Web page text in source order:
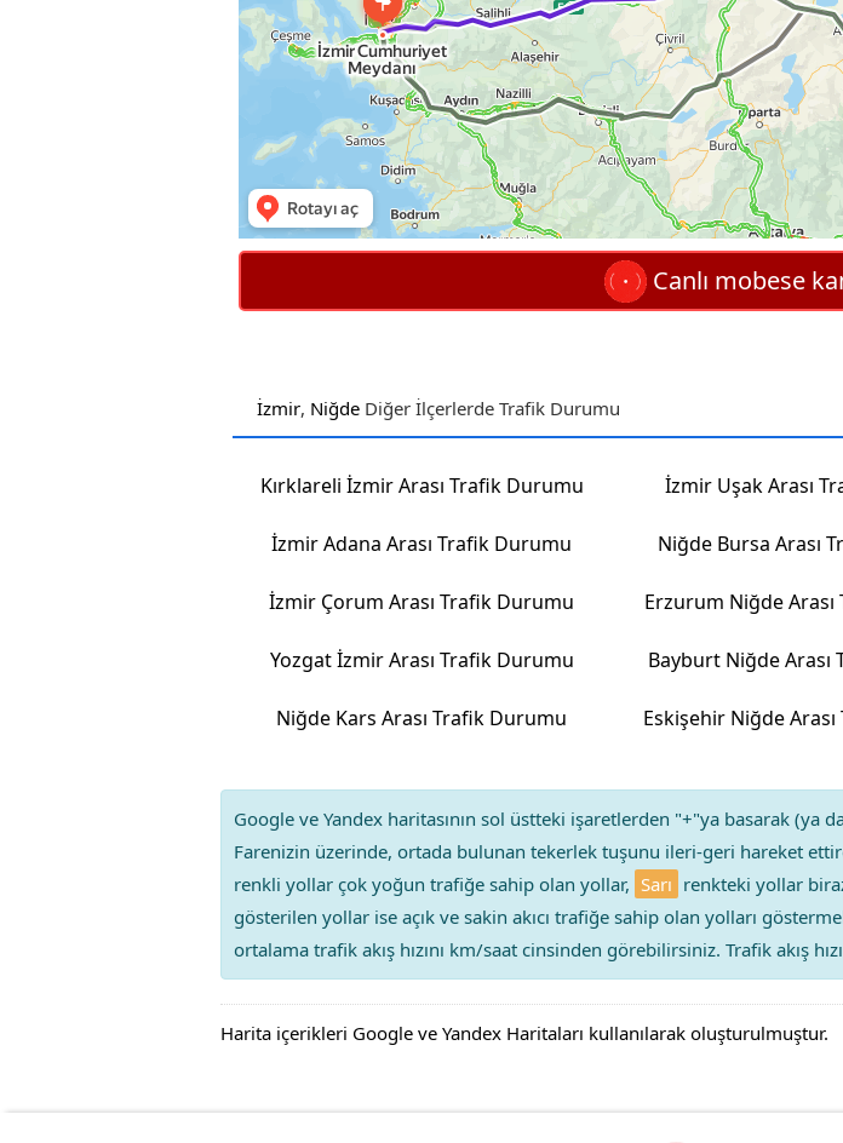
Canlı mobese
İzmir, Niğde Diğer İlçerlerde Trafik Durumu
Kırklareli İzmir Arası Trafik Durumu İzmir Uşak Arası
İzmir Adana Arası Trafik Durumu Niğde Bursa Arası
İzmir Çorum Arası Trafik Durumu Erzurum Niğde
Yozgat İzmir Arası Trafik Durumu Bayburt Niğde Arası
Niğde Kars Arası Trafik Durumu Eskişehir Niğde
Google ve Yandex haritasının sol üstteki işaretlerden "+"ya basarak (ya
Farenizin üzerinde, ortada bulunan tekerlek tuşunu ileri-geri hareket
renkli yollar çok yoğun trafiğe sahip olan yollar, Sarı renkteki yollar
gösterilen yollar ise açık ve sakin akıcı trafiğe sahip olan yolları
ortalama trafik akış hızını km/saat cinsinden görebilirsiniz. Trafik akış
Harita içerikleri Google ve Yandex Haritaları kullanılarak oluşturulmuştur.